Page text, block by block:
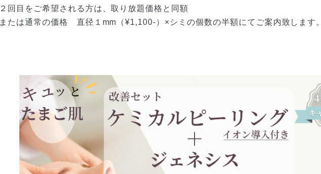
２回目をご希望される方は、取り放題価格と同額
または通常の価格 直径１mm（¥1,100-）×シミの個数の半額にてご案内致します。